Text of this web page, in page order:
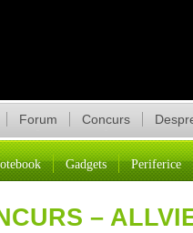
Forum Concurs
Gadgets Periferice
–